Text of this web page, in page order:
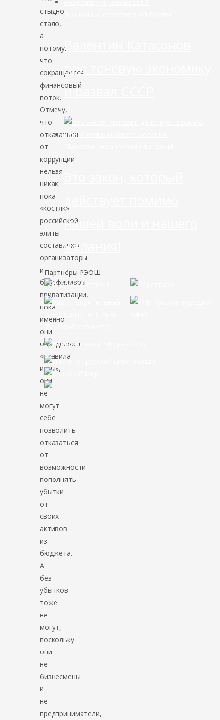
стыдно
стало,
а
потому,
что
сокращается
финансовый
поток.
Отмечу,
что
отказаться
от
коррупции
нельзя
никак:
пока
«костяк»
российской
элиты
составляют
организаторы
и
бенефициары
приватизации,
пока
именно
они
определяют
«правила
игры»,
они
не
могут
себе
позволить
отказаться
от
возможности
пополнять
убытки
от
своих
активов
из
бюджета.
А
без
убытков
тоже
не
могут,
поскольку
они
не
бизнесмены
и
не
предприниматели,
Валентин Катасонов
про теневую экономику
и развал СССР
нашей воли и нашего
желания!
Партнёры РЭОШ